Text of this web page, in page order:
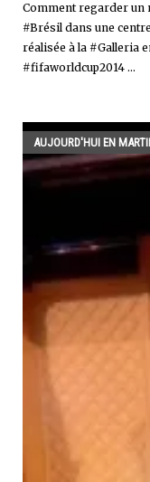
Comment regarder un
#Brésil dans une
réalisée à la #Galleria
#fifaworldcup2014 ...
AUJOURD'HUI EN